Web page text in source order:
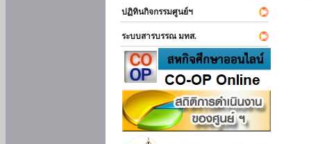
ปฏิทินกิจกรรมศูนย์ฯ
ระบบสารบรรณ มทส.